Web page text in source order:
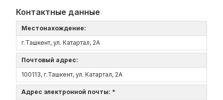
Контактные данные
Местонахождение:
г.Ташкент, ул. Катартал, 2А
Почтовый адрес:
100113, г.Ташкент, ул. Катартал, 2А
Адрес электронной почты: *